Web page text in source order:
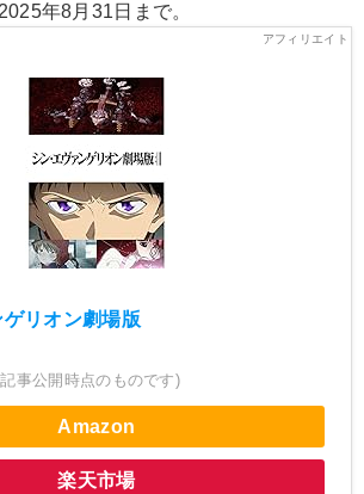
年8月31日まで。
リオン劇場版
事公開時点のものです)
Amazon
楽天市場